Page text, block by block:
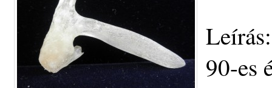
90-es